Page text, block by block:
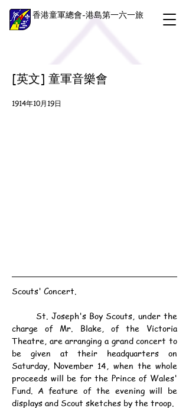
香港童軍總會-港島第一六一旅
[英文] 童軍音樂會
1914年10月19日
Scouts' Concert.
charge of Mr. Blake, of the Victoria
Theatre, are arranging a grand concert to
be given at their headquarters on
Saturday, November 14, when the whole
proceeds will be for the Prince of Wales'
Fund. A feature of the evening will be
displays and Scout sketches by the troop.